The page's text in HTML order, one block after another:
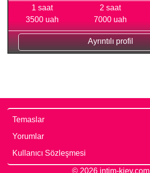
1 saat
3500 uah
2 saat
7000 uah
Ayrıntılı profil
Temaslar
Yorumlar
Kullanıcı Sözleşmesi
© 2026 intim-kiev.com